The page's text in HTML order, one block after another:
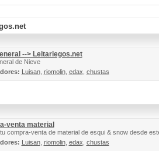
--> Leitariegos.net
de Nieve
Luisan, riomolin, edax chustas
venta material
compra-venta de material de esqui & snow desde
Luisan, riomolin, edax chustas